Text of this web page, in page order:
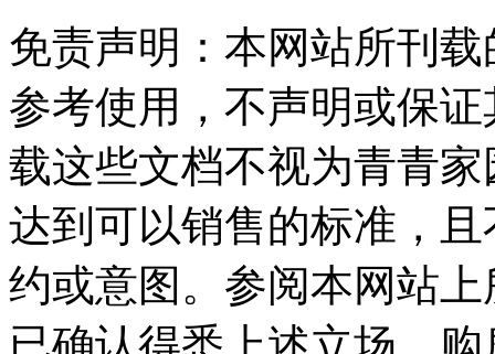
免责声明：本网站所刊
参考使用，不声明或保
载这些文档不视为青青
达到可以销售的标准，
约或意图。参阅本网站
已确认得悉上述立场。